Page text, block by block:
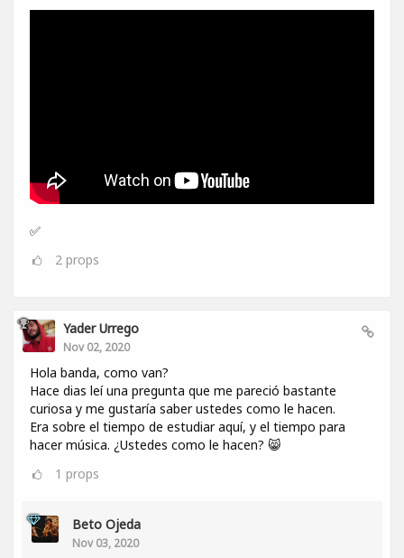
✅
2 props
Yader Urrego
Nov 02, 2020
Hola banda, como van?
Hace dias leí una pregunta que me pareció bastante
curiosa y me gustaría saber ustedes como le hacen.
Era sobre el tiempo de estudiar aquí, y el tiempo para
hacer música. ¿Ustedes como le hacen? 😸
1 props
Beto Ojeda
Nov 03, 2020